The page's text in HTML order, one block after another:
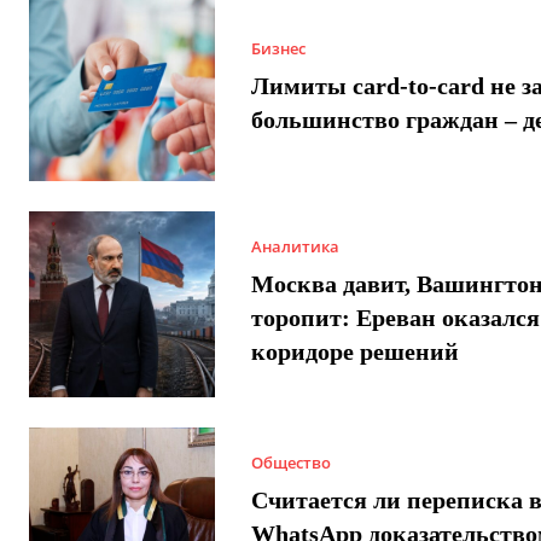
Бизнес
Лимиты card-to-card не
большинство граждан –
Аналитика
Москва давит, Вашингтон
торопит: Ереван
коридоре решений
Общество
Считается ли переписка в
WhatsApp